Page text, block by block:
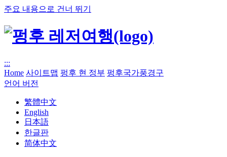
주요 내용으로 건너 뛰기
:::
Home 사이트맵 펑후 현 정부 펑후국가풍경구
언어 버전
繁體中文
English
日本語
한글판
简体中文